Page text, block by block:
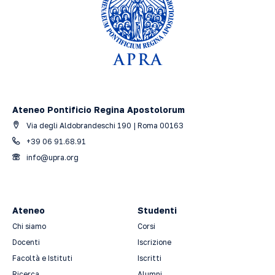
Ateneo Pontificio Regina Apostolorum
Via degli Aldobrandeschi 190 | Roma 00163
+39 06 91.68.91
info@upra.org
Ateneo
Chi siamo
Docenti
Facoltà e Istituti
Studenti
Corsi
Iscrizione
Iscritti